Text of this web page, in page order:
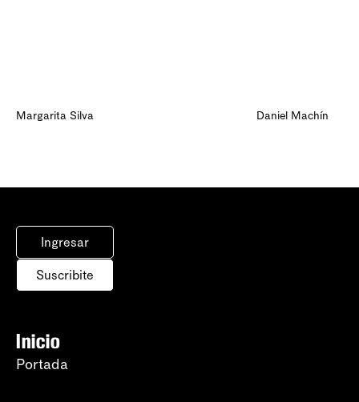
Margarita Silva Daniel Machín
Ingresar
Suscribite
Inicio
Portada